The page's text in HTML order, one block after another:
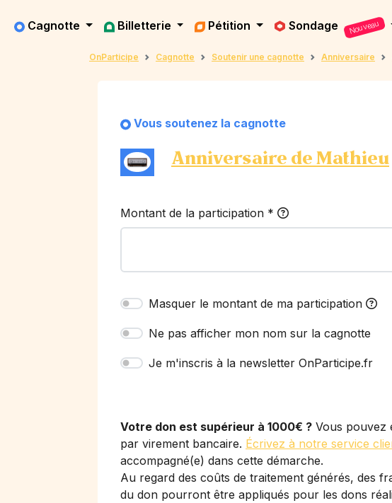
Cagnotte Billetterie Pétition Sondage Nouveau
OnParticipe Cagnotte Soutenir une cagnotte Anniversaire
Vous soutenez la cagnotte
Anniversaire de Mathieu
Montant de la participation *
Masquer le montant de ma participation
Ne pas afficher mon nom sur la cagnotte
Je m'inscris à la newsletter OnParticipe.fr
Votre don est supérieur à 1000€ ? Vous pouvez
par virement bancaire. Écrivez à notre service
accompagné(e) dans cette démarche.
Au regard des coûts de traitement générés, des
du don pourront être appliqués pour les dons